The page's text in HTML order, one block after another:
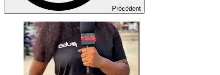
Précédent